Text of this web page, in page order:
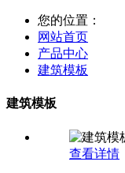
您的位置：
网站首页
产品中心
建筑模板
建筑模板
查看详情